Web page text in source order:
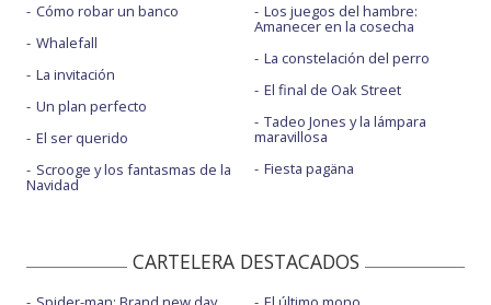
Cómo robar un banco
Whalefall
La invitación
Un plan perfecto
El ser querido
Scrooge y los fantasmas de la
Navidad
Los juegos del hambre:
Amanecer en la cosecha
La constelación del perro
El final de Oak Street
Tadeo Jones y la lámpara
maravillosa
Fiesta pagäna
CARTELERA DESTACADOS